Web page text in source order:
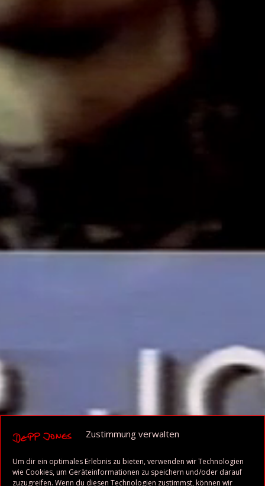
Zustimmung verwalten
Um dir ein optimales Erlebnis zu bieten, verwenden wir Technologien
wie Cookies, um Geräteinformationen zu speichern und/oder darauf
zuzugreifen. Wenn du diesen Technologien zustimmst, können wir